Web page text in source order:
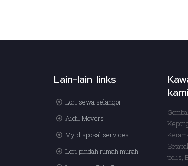
Lain-lain links
Lori sewa selangor
Aidil Movers
My disposal services
Lori pindah rumah murah
kami
polis,